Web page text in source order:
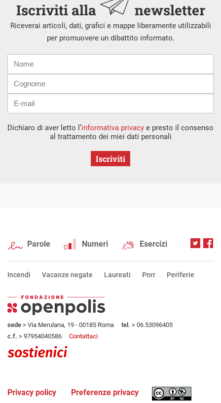
Iscriviti alla newsletter
Riceverai articoli, dati, grafici e mappe liberamente utilizzabili
per promuovere un dibattito informato.
mail
Dichiaro di aver letto l’informativa privacy e presto il consenso
al trattamento dei miei dati personali
Iscriviti
Parole Numeri Esercizi
Incendi Vacanze negate Laureati Pnrr Periferie
sede > Via Merulana, 19 - 00185 Roma tel. > 06.53096405
c.f. > 97954040586 Contattaci
Privacy policy Preferenze privacy